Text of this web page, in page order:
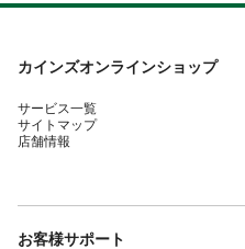
カインズオンラインショップ
サービス一覧
サイトマップ
店舗情報
お客様サポート